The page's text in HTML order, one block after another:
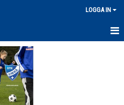
LOGGA IN